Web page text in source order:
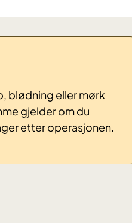
blødning eller mørk
gjelder om du
etter operasjonen.